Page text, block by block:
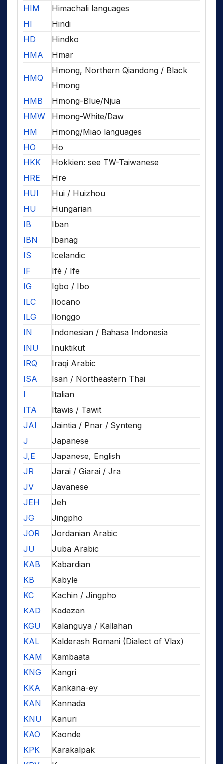
HIM
Himachali languages
HI
Hindi
HD
Hindko
HMA
Hmar
HMQ
Hmong, Northern Qiandong / Black
Hmong
HMB
Hmong-Blue/Njua
HMW
Hmong-White/Daw
HM
Hmong/Miao languages
HO
Ho
HKK
Hokkien: see TW-Taiwanese
HRE
Hre
HUI
Hui / Huizhou
HU
Hungarian
IB
Iban
IBN
Ibanag
IS
Icelandic
IF
Ifè / Ife
IG
Igbo / Ibo
ILC
Ilocano
ILG
Ilonggo
IN
Indonesian / Bahasa Indonesia
INU
Inuktikut
IRQ
Iraqi Arabic
ISA
Isan / Northeastern Thai
I
Italian
ITA
Itawis / Tawit
JAI
Jaintia / Pnar / Synteng
J
Japanese
J,E
Japanese, English
JR
Jarai / Giarai / Jra
JV
Javanese
JEH
Jeh
JG
Jingpho
JOR
Jordanian Arabic
JU
Juba Arabic
KAB
Kabardian
KB
Kabyle
KC
Kachin / Jingpho
KAD
Kadazan
KGU
Kalanguya / Kallahan
KAL
Kalderash Romani (Dialect of Vlax)
KAM
Kambaata
KNG
Kangri
KKA
Kankana-ey
KAN
Kannada
KNU
Kanuri
KAO
Kaonde
KPK
Karakalpak